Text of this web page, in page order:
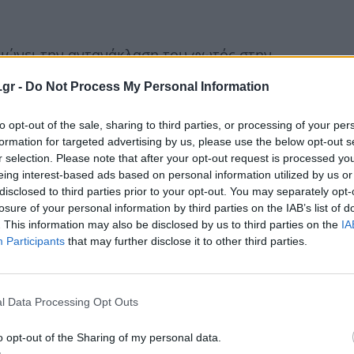
- Do Not Process My Personal Information
opt-out of the sale, sharing to third parties, or processing of your
for targeted advertising by us, please use the below opt-out
selection. Please note that after your opt-out request is processed
interest-based ads based on personal information utilized by us
to third parties prior to your opt-out. You may separately
of your personal information by third parties on the IAB’s list of
This information may also be disclosed by us to third parties on the
Participants that may further disclose it to other third parties.
Data Processing Opt Outs
opt-out of the Sharing of my personal data.
την αντανάκλαση του φωτός στην
κατά τη διάρκεια των έντονων
μεγάλη οθόνη να προβάλει
στο παιχνίδι με την εκπληκτική
οθόνη για οποιαδήποτε πλατφόρμα
δίνοντας τη δυνατότητα στους χρήστες
ενώ διαθέτει και HDMI 2.1 για σύνδεση σε
να συνδέσουν τη μεγαλύτερη οθόνη
WIFI/Bluetooth. Εναλλακτικά,
συνδέσουν με ένα χειριστήριο,